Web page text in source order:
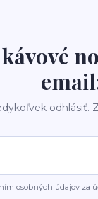
odhlásiť.
osobných údajovza